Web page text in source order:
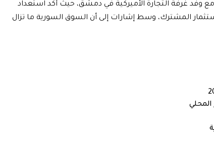
وفد غرفة التجارة الأميركية في دمشق، حيث أكد استعداد
المشترك، وسط إشارات إلى أن السوق السورية ما تزال